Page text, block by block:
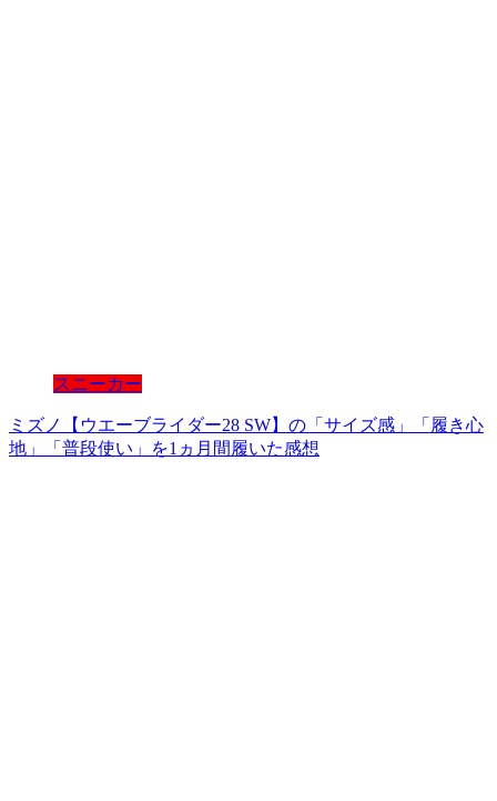
スニーカー
ミズノ【ウエーブライダー28 SW】の「サイズ感」「履き心
地」「普段使い」を1ヵ月間履いた感想